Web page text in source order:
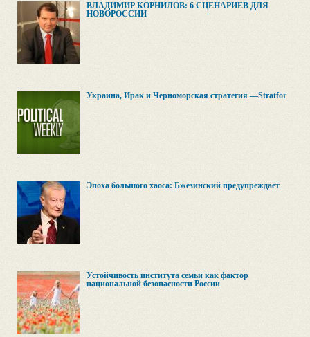
ВЛАДИМИР КОРНИЛОВ: 6 СЦЕНАРИЕВ ДЛЯ
НОВОРОССИИ
Украина, Ирак и Черноморская стратегия —Stratfor
Эпоха большого хаоса: Бжезинский предупреждает
Устойчивость института семьи как фактор
национальной безопасности России